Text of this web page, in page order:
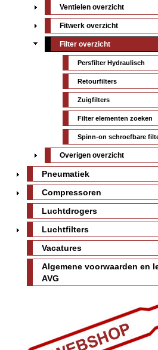
Ventielen overzicht
Fitwerk overzicht
Filter overzicht
Persfilter Hydraulisch
Retourfilters
Zuigfilters
Filter elementen zoeken
Spinn-on schroefbare
Overigen overzicht
Pneumatiek
Compressoren
Luchtdrogers
Luchtfilters
Vacatures
Algemene voorwaarden en
AVG